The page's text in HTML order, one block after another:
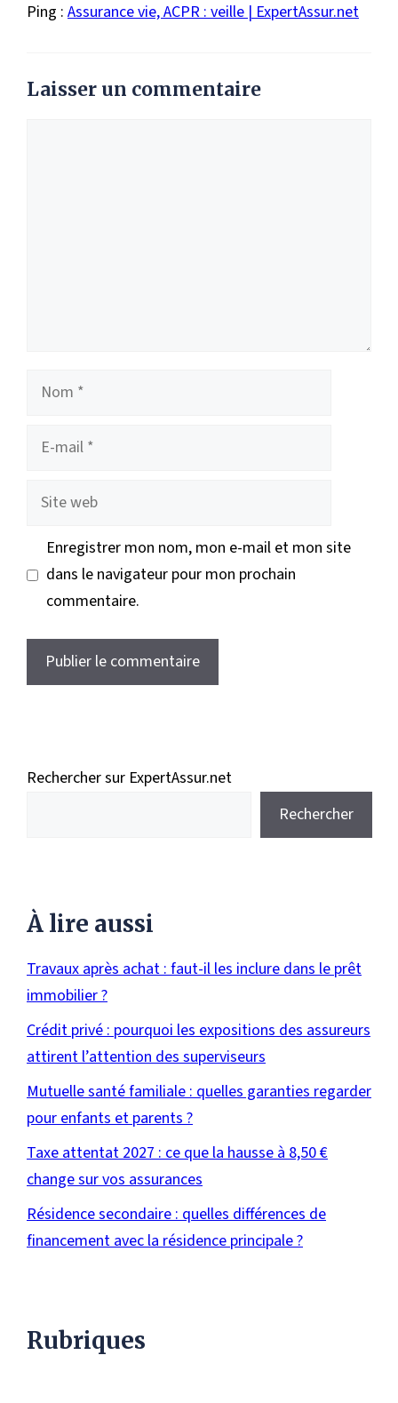
Ping : Assurance vie, ACPR : veille | ExpertAssur.net
Laisser un commentaire
Nom
Site
Enregistrer mon nom, mon e-mail et mon site
dans le navigateur pour mon prochain
commentaire.
Rechercher sur ExpertAssur.net
Rechercher
À lire aussi
Travaux après achat : faut-il les inclure dans le prêt
immobilier ?
Crédit privé : pourquoi les expositions des assureurs
attirent l’attention des superviseurs
Mutuelle santé familiale : quelles garanties regarder
pour enfants et parents ?
Taxe attentat 2027 : ce que la hausse à 8,50 €
change sur vos assurances
Résidence secondaire : quelles différences de
financement avec la résidence principale ?
Rubriques